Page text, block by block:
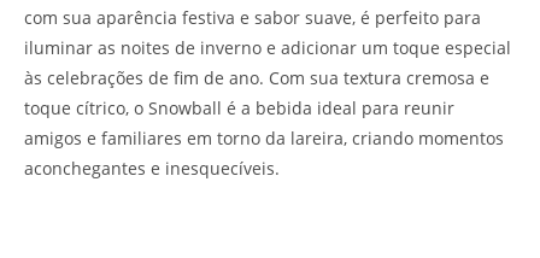
com sua aparência festiva e sabor suave, é perfeito para
iluminar as noites de inverno e adicionar um toque especial
às celebrações de fim de ano. Com sua textura cremosa e
toque cítrico, o Snowball é a bebida ideal para reunir
amigos e familiares em torno da lareira, criando momentos
aconchegantes e inesquecíveis.